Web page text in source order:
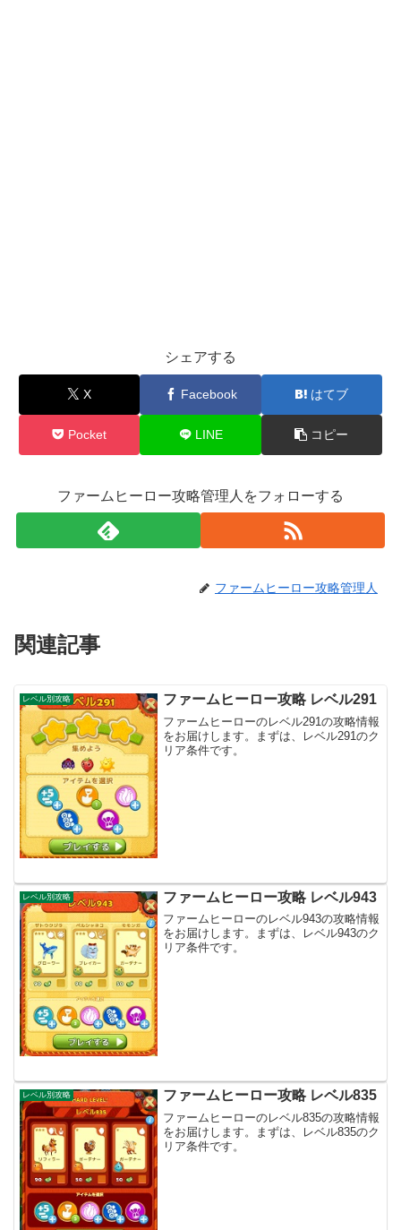
シェアする
X Facebook はてブ
Pocket LINE コピー
ファームヒーロー攻略管理人をフォローする
ファームヒーロー攻略管理人
関連記事
レベル別攻略 ファームヒーロー攻略 レベル291
ファームヒーローのレベル291の攻略情報
をお届けします。まずは、レベル291のク
リア条件です。
レベル別攻略 ファームヒーロー攻略 レベル943
ファームヒーローのレベル943の攻略情報
をお届けします。まずは、レベル943のク
リア条件です。
レベル別攻略 ファームヒーロー攻略 レベル835
ファームヒーローのレベル835の攻略情報
をお届けします。まずは、レベル835のク
リア条件です。